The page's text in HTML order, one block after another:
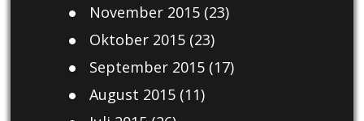
November 2015(23)
Oktober 2015(23)
September 2015(17)
August 2015(11)